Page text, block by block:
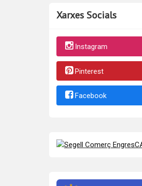
Xarxes Socials
Instagram
Pinterest
Facebook